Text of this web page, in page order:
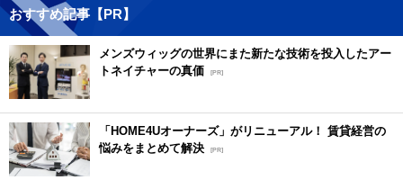
おすすめ記事【PR】
メンズウィッグの世界にまた新たな技術を投入したアー
トネイチャーの真価 [PR]
「HOME4Uオーナーズ」がリニューアル！ 賃貸経営の
悩みをまとめて解決 [PR]